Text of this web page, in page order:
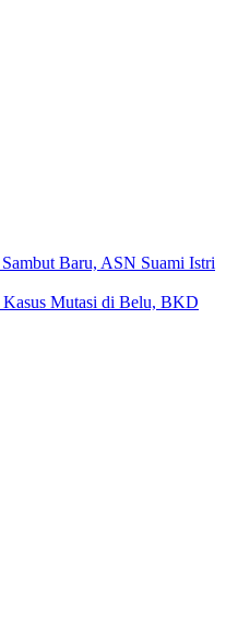
Baru, ASN Suami Istri
Mutasi di Belu, BKD